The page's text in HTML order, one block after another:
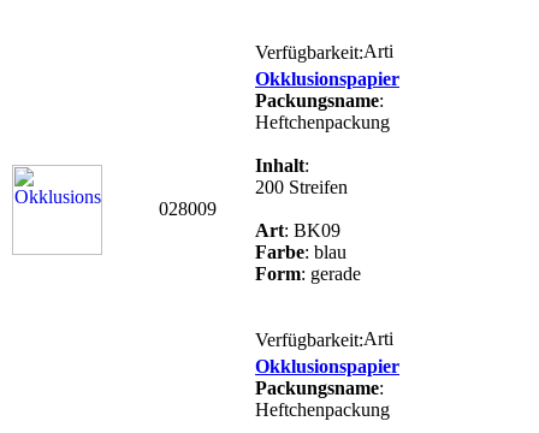
Verfügbarkeit:
028009
Okklusionspapier
Packungsname:
Heftchenpackung
Inhalt:
200 Streifen
Art: BK09
Farbe: blau
Form: gerade
Verfügbarkeit:
Okklusionspapier
Packungsname:
Heftchenpackung